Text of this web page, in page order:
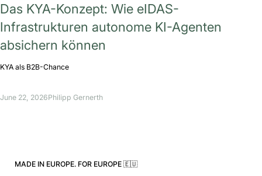
Das KYA-Konzept: Wie eIDAS-
Infrastrukturen autonome KI-Agenten
absichern können
KYA als B2B-Chance
June 22, 2026Philipp Gernerth
MADE IN EUROPE. FOR EUROPE 🇪🇺